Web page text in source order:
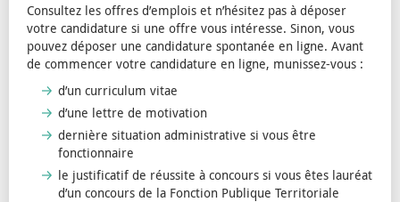
Consultez les offres d’emplois et n’hésitez pas à déposer
votre candidature si une offre vous intéresse. Sinon, vous
pouvez déposer une candidature spontanée en ligne. Avant
de commencer votre candidature en ligne, munissez-vous :
d’un curriculum vitae
d’une lettre de motivation
dernière situation administrative si vous être
fonctionnaire
le justificatif de réussite à concours si vous êtes lauréat
d’un concours de la Fonction Publique Territoriale